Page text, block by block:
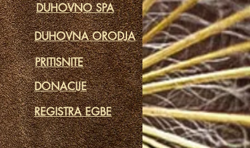
DUHOVNO SPA
DUHOVNA ORODJA
PRITISNITE
DONACIJE
REGISTRA EGBE